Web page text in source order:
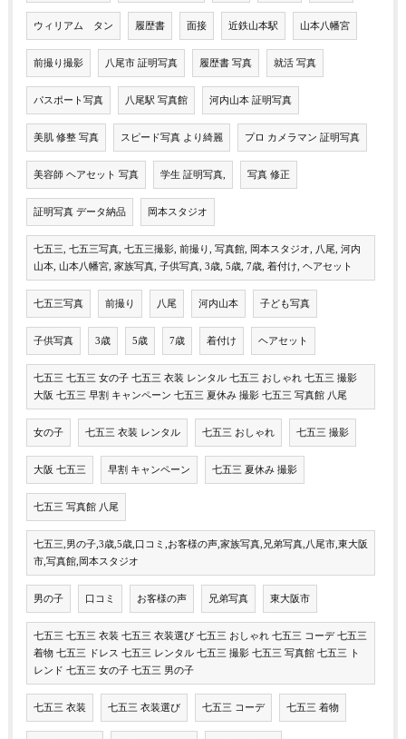
ウィリアム タン 履歴書 面接 近鉄山本駅 山本八幡宮
前撮り撮影 八尾市 証明写真 履歴書 写真 就活 写真
パスポート写真 八尾駅 写真館 河内山本 証明写真
美肌 修整 写真 スピード写真 より綺麗 プロ カメラマン 証明写真
美容師 ヘアセット 写真 学生 証明写真, 写真 修正
証明写真 データ納品 岡本スタジオ
七五三, 七五三写真, 七五三撮影, 前撮り, 写真館, 岡本スタジオ, 八尾, 河内
山本, 山本八幡宮, 家族写真, 子供写真, 3歳, 5歳, 7歳, 着付け, ヘアセット
七五三写真 前撮り 八尾 河内山本 子ども写真
子供写真 3歳 5歳 7歳 着付け ヘアセット
七五三 七五三 女の子 七五三 衣装 レンタル 七五三 おしゃれ 七五三 撮影
大阪 七五三 早割 キャンペーン 七五三 夏休み 撮影 七五三 写真館 八尾
女の子 七五三 衣装 レンタル 七五三 おしゃれ 七五三 撮影
大阪 七五三 早割 キャンペーン 七五三 夏休み 撮影
七五三 写真館 八尾
七五三,男の子,3歳,5歳,口コミ,お客様の声,家族写真,兄弟写真,八尾市,東大阪
市,写真館,岡本スタジオ
男の子 口コミ お客様の声 兄弟写真 東大阪市
七五三 七五三 衣装 七五三 衣装選び 七五三 おしゃれ 七五三 コーデ 七五三
着物 七五三 ドレス 七五三 レンタル 七五三 撮影 七五三 写真館 七五三 ト
レンド 七五三 女の子 七五三 男の子
七五三 衣装 七五三 衣装選び 七五三 コーデ 七五三 着物